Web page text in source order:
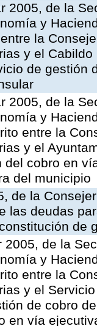
2005, de la
y
la
y el
de gestión
2005, de la
y
entre la
y el
del cobro en
del municipio
de la
las deudas
de
2005, de la
y
entre la
y el
de cobro
en vía